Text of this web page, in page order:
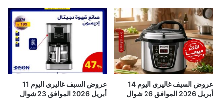
عروض السيف غاليري اليوم 14
أبريل 2026 الموافق 26 شوال
عروض السيف غاليري اليوم 11
أبريل 2026 الموافق 23 شوال